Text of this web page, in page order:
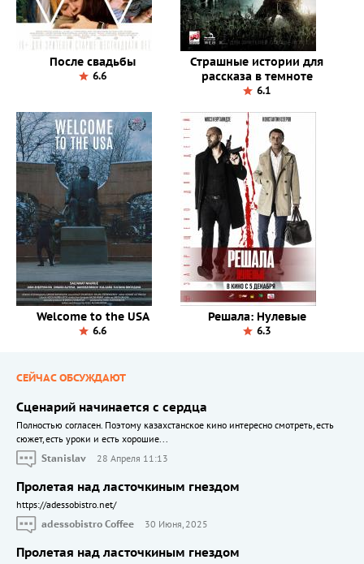
После свадьбы
6.6
Страшные истории для
рассказа в темноте
6.1
Welcome to the USA
6.6
Решала: Нулевые
6.3
СЕЙЧАС ОБСУЖДАЮТ
Сценарий начинается с сердца
Полностью согласен. Поэтому казахстанское кино интересно смотреть, есть
сюжет, есть уроки и есть хорошие...
Stanislav
28 Апреля 11:13
Пролетая над ласточкиным гнездом
https://adessobistro.net/
adessobistro Coffee
30 Июня, 2025
Пролетая над ласточкиным гнездом